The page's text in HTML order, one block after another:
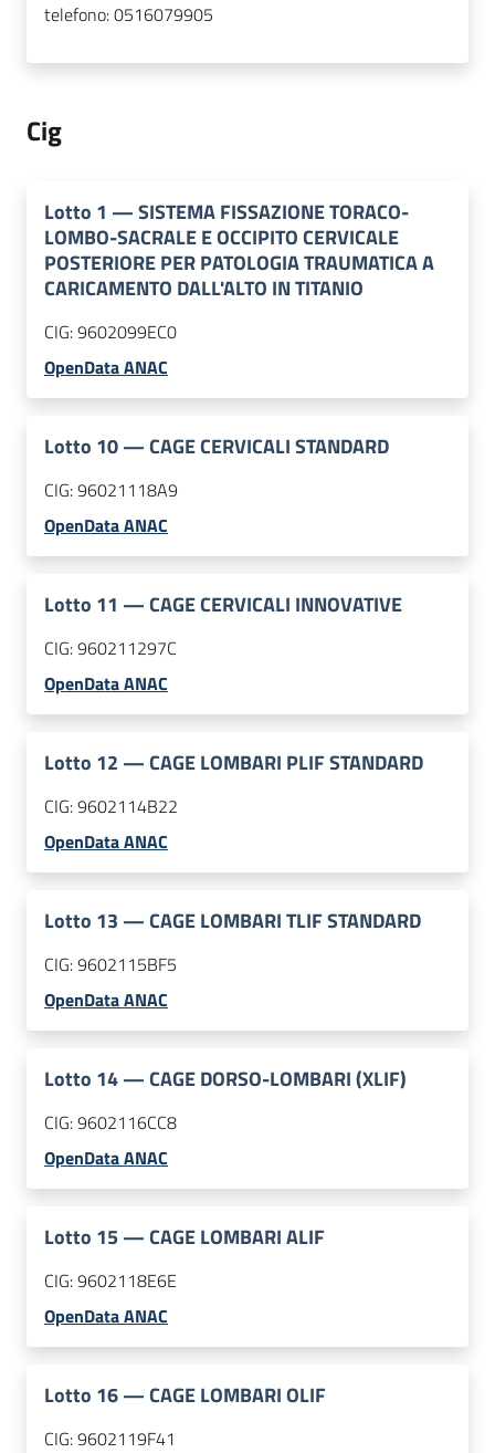
telefono:0516079905
Cig
Lotto 1 —SISTEMA FISSAZIONE TORACO-
LOMBO-SACRALE E OCCIPITO CERVICALE
POSTERIORE PER PATOLOGIA TRAUMATICA A
CARICAMENTO DALL'ALTO IN TITANIO
CIG:9602099EC0
OpenData ANAC
Lotto 10—CAGE CERVICALI STANDARD
CIG:96021118A9
OpenData ANAC
Lotto 11 —CAGE CERVICALI INNOVATIVE
CIG:960211297C
OpenData ANAC
Lotto 12 —CAGE LOMBARI PLIF STANDARD
CIG:9602114B22
OpenData ANAC
Lotto 13 —CAGE LOMBARI TLIF STANDARD
CIG:9602115BF5
OpenData ANAC
Lotto 14—CAGE DORSO-LOMBARI (XLIF)
CIG:9602116CC8
OpenData ANAC
Lotto 15—CAGE LOMBARI ALIF
CIG:9602118E6E
OpenData ANAC
Lotto 16—CAGE LOMBARI OLIF
CIG:9602119F41